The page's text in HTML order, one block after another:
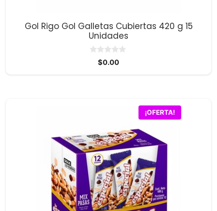
Gol Rigo Gol Galletas Cubiertas 420 g 15
Unidades
$0.00
¡OFERTA!